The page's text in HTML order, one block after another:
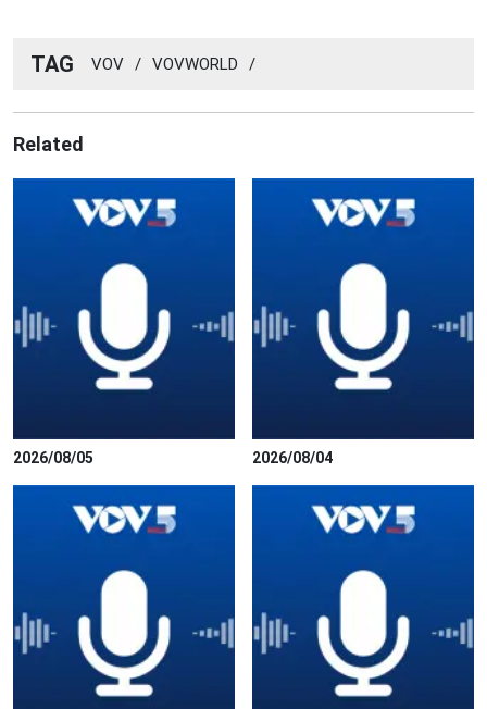
TAG VOV / VOVWORLD /
Related
2026/08/05 2026/08/04